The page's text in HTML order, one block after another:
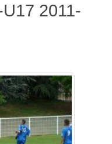
2011-